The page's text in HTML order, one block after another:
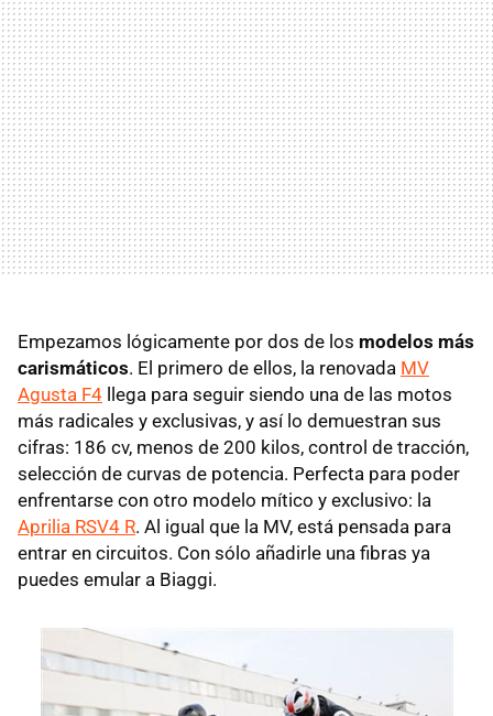
Empezamos lógicamente por dos de los modelos más
carismáticos. El primero de ellos, la renovada MV
Agusta F4 llega para seguir siendo una de las motos
más radicales y exclusivas, y así lo demuestran sus
cifras: 186 cv, menos de 200 kilos, control de tracción,
selección de curvas de potencia. Perfecta para poder
enfrentarse con otro modelo mítico y exclusivo: la
Aprilia RSV4 R. Al igual que la MV, está pensada para
entrar en circuitos. Con sólo añadirle una fibras ya
puedes emular a Biaggi.